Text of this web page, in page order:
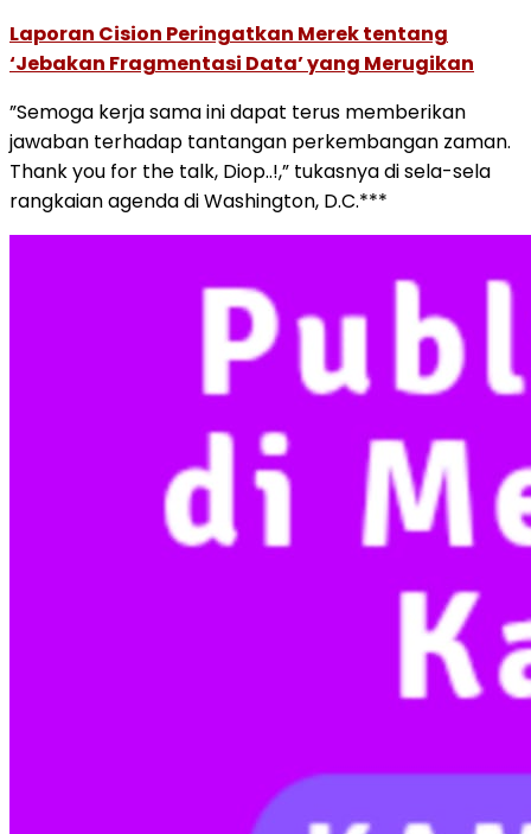
Laporan Cision Peringatkan Merek tentang
‘Jebakan Fragmentasi Data’ yang Merugikan
”Semoga kerja sama ini dapat terus memberikan
jawaban terhadap tantangan perkembangan zaman.
Thank you for the talk, Diop..!,” tukasnya di sela-sela
rangkaian agenda di Washington, D.C.***